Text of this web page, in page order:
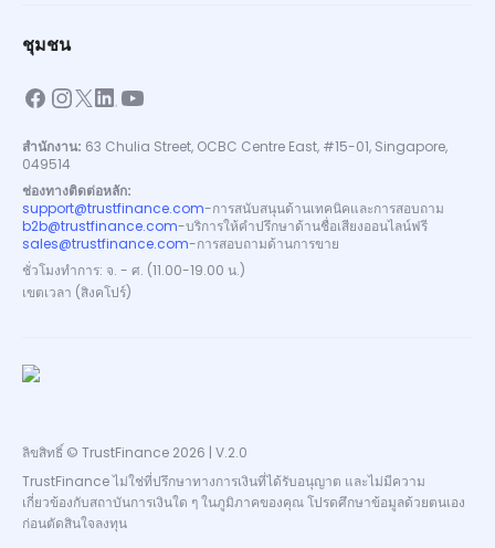
ชุมชน
สำนักงาน: 63 Chulia Street, OCBC Centre East, #15-01, Singapore,
049514
ช่องทางติดต่อหลัก:
support@trustfinance.com-การสนับสนุนด้านเทคนิคและการสอบถาม
b2b@trustfinance.com-บริการให้คำปรึกษาด้านชื่อเสียงออนไลน์ฟรี
sales@trustfinance.com-การสอบถามด้านการขาย
ชั่วโมงทำการ: จ. - ศ. (11.00-19.00 น.)
เขตเวลา (สิงคโปร์)
ลิขสิทธิ์ © TrustFinance 2026 | V.2.0
TrustFinance ไม่ใช่ที่ปรึกษาทางการเงินที่ได้รับอนุญาต และไม่มีความ
เกี่ยวข้องกับสถาบันการเงินใด ๆ ในภูมิภาคของคุณ โปรดศึกษาข้อมูลด้วยตนเอง
ก่อนตัดสินใจลงทุน